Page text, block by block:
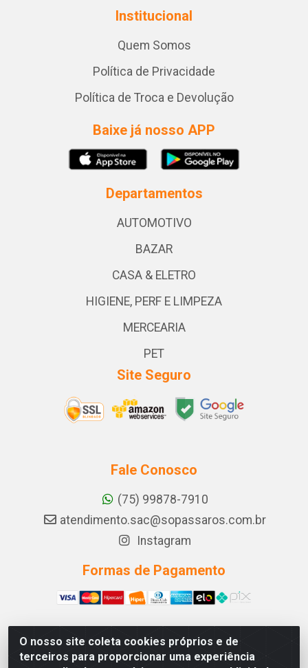
O nosso site coleta cookies próprios e de
terceiros para proporcionar uma experiência
Institucional
Quem Somos
Política de Privacidade
Política de Troca e Devolução
Baixe já nosso APP
Departamentos
AUTOMOTIVO
BAZAR
CASA & ELETRO
HIGIENE, PERF E LIMPEZA
MERCEARIA
PET
Site Seguro
Fale Conosco
(75) 99878-7910
atendimento.sac@sopassaros.com.br
Instagram
Formas de Pagamento
A PINA DOS SANTOS DELEZZOTTE LTDA - RODOVIA BA
233, 27 - ZONA RURAL, ITABERABA/BA - CEP 46.880-